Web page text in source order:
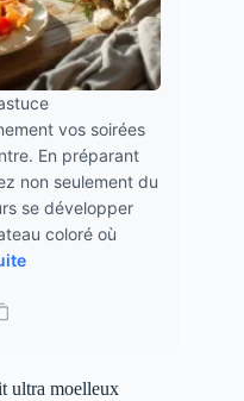
vos soirées
En préparant
non seulement du
se développer
coloré où
ultra moelleux